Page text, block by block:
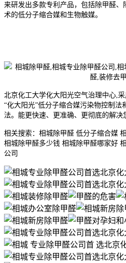
来研发出多款专利产品，包括除甲醛、
术的低分子缩合媒和生物触媒。
北京化工大学化大阳光空气治理中心,
“化大阳光”低分子缩合媒污染物控制法
法。能更快速、更准确、更彻底的解决
相关搜索：相城除甲醛 低分子缩合媒
相城除甲醛多少钱 相城除甲醛哪家好
公司